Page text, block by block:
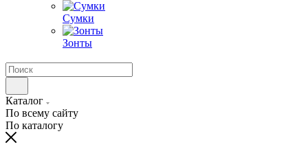
Сумки
Зонты
Каталог
По всему сайту
По каталогу